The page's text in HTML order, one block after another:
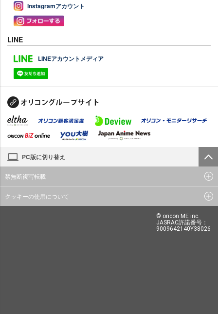
Instagramアカウント
LINE
LINEアカウントメディア
PC版に切り替え
禁無断複写転載
クッキーの使用について
© oricon ME inc.
JASRAC許諾番号：
9009642140Y38026